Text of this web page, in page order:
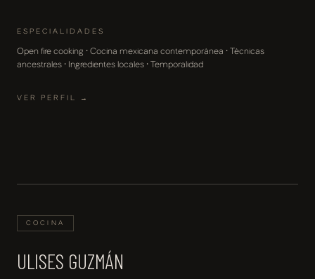
ESPECIALIDADES
Open fire cooking · Cocina mexicana contemporánea · Técnicas
ancestrales · Ingredientes locales · Temporalidad
VER PERFIL →
COCINA
ULISES GUZMÁN